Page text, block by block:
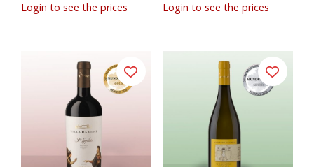
Login to see the prices Login to see the prices